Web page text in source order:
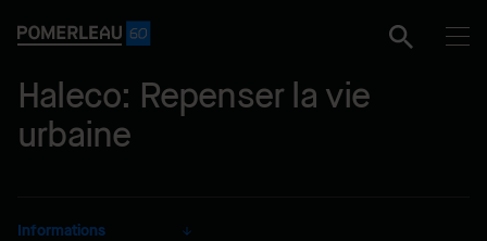
Haleco: Repenser la vie
urbaine
Informations